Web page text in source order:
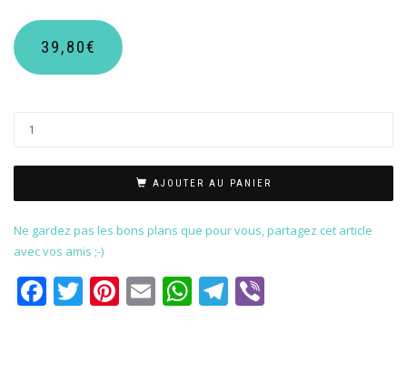
39,80€
AJOUTER AU PANIER
Ne gardez pas les bons plans que pour vous, partagez cet article
avec vos amis ;-)
Facebook
Twitter
Pinterest
EmailWhatsApp
Telegram